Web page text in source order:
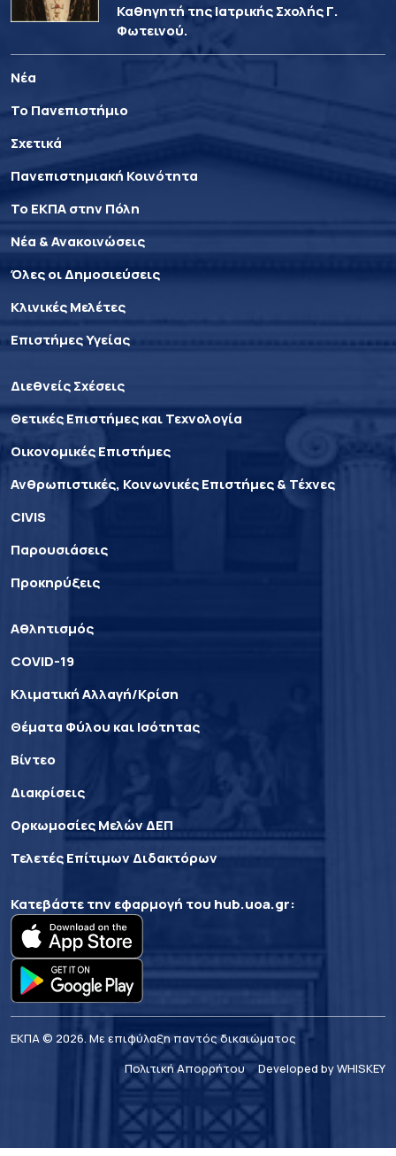
Καθηγητή της Ιατρικής Σχολής Γ.
Φωτεινού.
Νέα
Το Πανεπιστήμιο
Σχετικά
Πανεπιστημιακή Κοινότητα
Το ΕΚΠΑ στην Πόλη
Νέα & Ανακοινώσεις
Όλες οι Δημοσιεύσεις
Κλινικές Μελέτες
Επιστήμες Υγείας
Διεθνείς Σχέσεις
Θετικές Επιστήμες και Τεχνολογία
Οικονομικές Επιστήμες
Ανθρωπιστικές, Κοινωνικές Επιστήμες & Τέχνες
CIVIS
Παρουσιάσεις
Προκηρύξεις
Αθλητισμός
COVID-19
Κλιματική Αλλαγή/Κρίση
Θέματα Φύλου και Ισότητας
Βίντεο
Διακρίσεις
Ορκωμοσίες Μελών ΔΕΠ
Τελετές Επίτιμων Διδακτόρων
Κατεβάστε την εφαρμογή του hub.uoa.gr:
ΕΚΠΑ © 2026. Με επιφύλαξη παντός δικαιώματος
Πολιτική Απορρήτου
Developed by WHISKEY